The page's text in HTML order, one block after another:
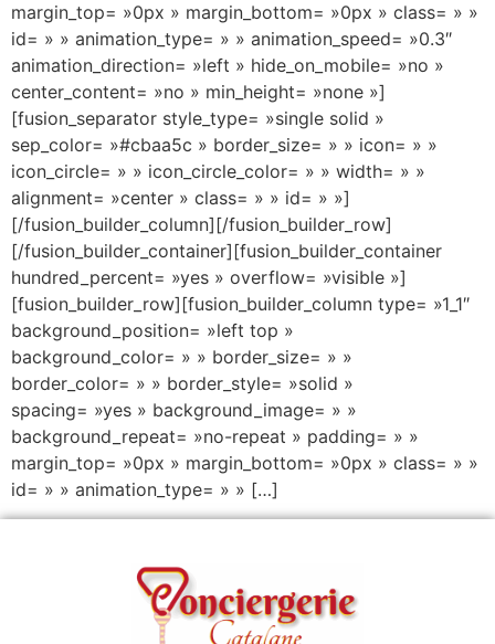
margin_top= »0px » margin_bottom= »0px » class= » »
id= » » animation_type= » » animation_speed= »0.3″
animation_direction= »left » hide_on_mobile= »no »
center_content= »no » min_height= »none »]
[fusion_separator style_type= »single solid »
sep_color= »#cbaa5c » border_size= » » icon= » »
icon_circle= » » icon_circle_color= » » width= » »
alignment= »center » class= » » id= » »]
[/fusion_builder_column][/fusion_builder_row]
[/fusion_builder_container][fusion_builder_container
hundred_percent= »yes » overflow= »visible »]
[fusion_builder_row][fusion_builder_column type= »1_1″
background_position= »left top »
background_color= » » border_size= » »
border_color= » » border_style= »solid »
spacing= »yes » background_image= » »
background_repeat= »no-repeat » padding= » »
margin_top= »0px » margin_bottom= »0px » class= » »
id= » » animation_type= » » […]